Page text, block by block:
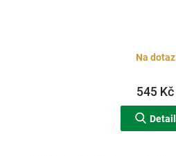
Na dotaz
545 Kč
Detail